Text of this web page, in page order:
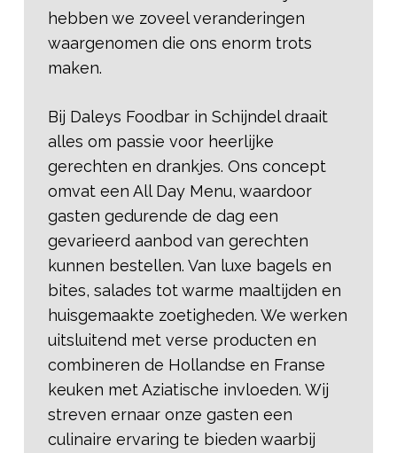
hebben we zoveel veranderingen
waargenomen die ons enorm trots
maken.
Bij Daleys Foodbar in Schijndel draait
alles om passie voor heerlijke
gerechten en drankjes. Ons concept
omvat een All Day Menu, waardoor
gasten gedurende de dag een
gevarieerd aanbod van gerechten
kunnen bestellen. Van luxe bagels en
bites, salades tot warme maaltijden en
huisgemaakte zoetigheden. We werken
uitsluitend met verse producten en
combineren de Hollandse en Franse
keuken met Aziatische invloeden. Wij
streven ernaar onze gasten een
culinaire ervaring te bieden waarbij